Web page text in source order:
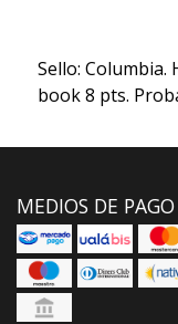
Sello: Columbia.
book 8 pts.
MEDIOS DE PAGO